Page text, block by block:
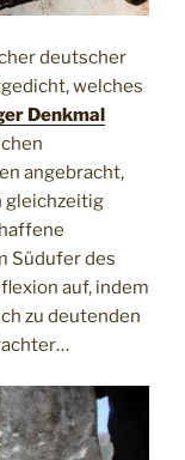
deutscher
welches
Denkmal
angebracht,
gleichzeitig
Südufer des
auf, indem
zu deutenden